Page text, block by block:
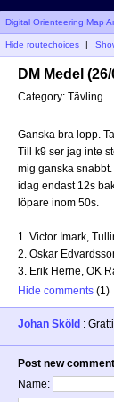
Digital Orienteering Map
Hide routechoices
DM Medel
Category: Tävling
Ganska bra lopp.
Till k9 ser jag inte
mig ganska
idag endast 12s
löpare inom 50s.
1. Victor Imark,
2. Oskar
3. Erik Herne, OK
Hide comments (1)
Johan Sköld :
Post new comment
Name: